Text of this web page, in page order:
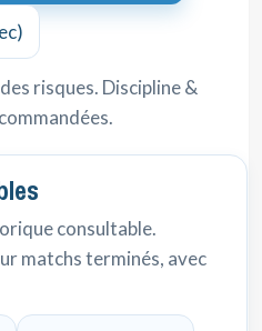
risques. Discipline &
consultable.
matchs terminés, avec